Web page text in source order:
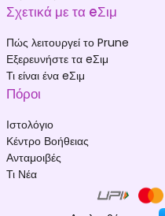
Σχετικά με τα eΣιμ
Πώς λειτουργεί το Prune
Εξερευνήστε τα eΣιμ
Τι είναι ένα eΣιμ
Πόροι
Ιστολόγιο
Κέντρο Βοήθειας
Ανταμοιβές
Τι Νέα